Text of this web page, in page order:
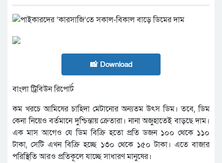
📸 Download
বাংলা ট্রিবিউন রিপোর্ট
কম খরচে আমিষের চাহিদা মেটানোর অন্যতম উৎস ডিম। তবে, ডিম
কেনা নিয়েও বর্তমানে দুশ্চিন্তায় ক্রেতারা। নানা অজুহাতেই বাড়ছে দাম।
এক মাস আগেও যে ডিম বিক্রি হতো প্রতি ডজন ১০০ থেকে ১১০
টাকা, সেটি এখন বিক্রি হচ্ছে ১৩০ থেকে ১৫০ টাকা। এতে বাজার
পরিস্থিতি আরও প্রতিকূলে যাচ্ছে সাধারণ মানুষের।